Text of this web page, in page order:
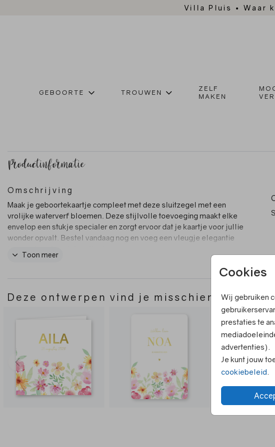
Villa Pluis • Waar
GEBOORTE TROUWEN
ZELF
MAKEN
Cookies
Wij gebruiken
prestaties te
advertenties).
Je kunt jouw
cookiebeleid
Productinformatie
Omschrijving
Maak je geboortekaartje compleet met deze sluitzegel met een
vrolijke waterverf bloemen. Deze stijlvolle toevoeging maakt elke
envelop een stukje specialer en zorgt ervoor dat je kaartje voor jullie
wonder opvalt. Bestel vandaag nog en voeg een vleugje elegantie
Toon meer
Deze ontwerpen vind je misschien ook leuk